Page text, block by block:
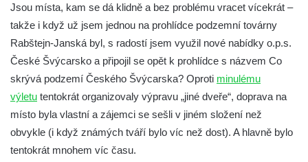
Jsou místa, kam se dá klidně a bez problému vracet vícekrát –
takže i když už jsem jednou na prohlídce podzemní továrny
Rabštejn-Janská byl, s radostí jsem využil nové nabídky o.p.s.
České Švýcarsko a připojil se opět k prohlídce s názvem Co
skrývá podzemí Českého Švýcarska? Oproti minulému
výletu tentokrát organizovaly výpravu „jiné dveře“, doprava na
místo byla vlastní a zájemci se sešli v jiném složení než
obvykle (i když známých tváří bylo víc než dost). A hlavně bylo
tentokrát mnohem víc času.